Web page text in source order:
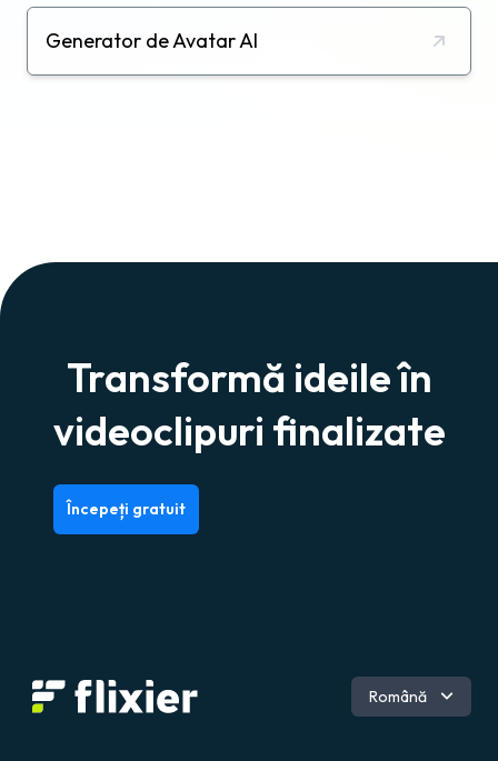
Generator de Avatar AI
Transformă ideile în
videoclipuri finalizate
Începeți gratuit
Engleză
Română